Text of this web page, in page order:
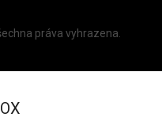
práva vyhrazena.